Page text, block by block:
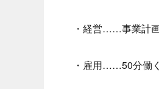
・経営……事業計
・雇用……50分働